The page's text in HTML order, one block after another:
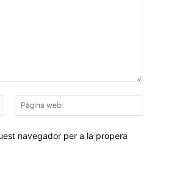
Correu
electrònic:*
web:
navegador per a la propera